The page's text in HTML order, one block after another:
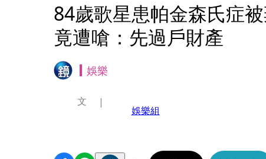
84歲歌星患帕金森氏症
竟遭嗆：先過戶財產
娛樂
文
娛樂組